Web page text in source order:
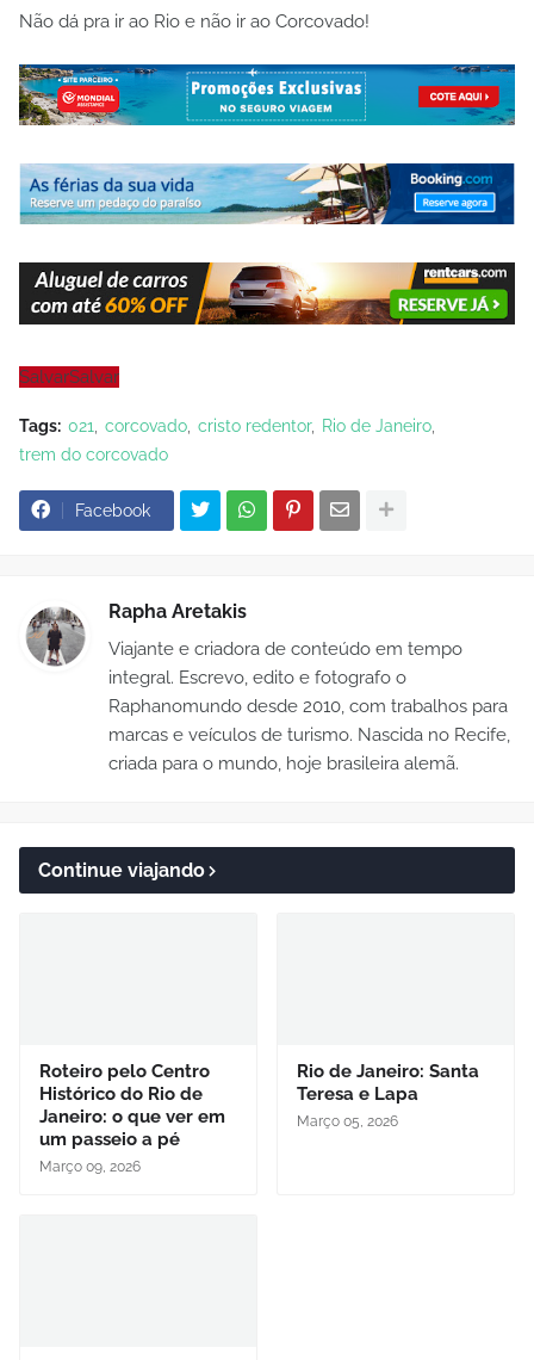
Não dá pra ir ao Rio e não ir ao Corcovado!
SalvarSalvar
Tags: 021 corcovado cristo redentor
Rio de Janeiro
trem do corcovado
Facebook
Rapha Aretakis
Viajante e criadora de conteúdo em tempo
integral. Escrevo, edito e fotografo o
Raphanomundo desde 2010, com trabalhos para
marcas e veículos de turismo. Nascida no Recife,
criada para o mundo, hoje brasileira alemã.
Continue viajando
Roteiro pelo Centro
Histórico do Rio de
Janeiro: o que ver em
um passeio a pé
Março 09, 2026
Rio de Janeiro: Santa
Teresa e Lapa
Março 05, 2026